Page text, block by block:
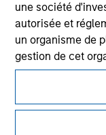
une société
autorisée et
un organisme de
gestion de cet
société de
négociation de
dérivés sur
institutionnel, qui
Morgan Stanley